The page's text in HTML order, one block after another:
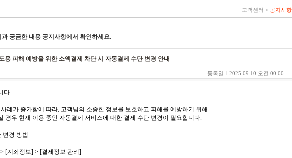
고객센터 > 공지사항
궁금한 내용 공지사항에서 확인하세요.
용 피해 예방을 위한 소액결제 차단 시 자동결제 수단 변경 안내
등록일 2025.09.10 오전 00:00
다.
례가 증가함에 따라, 고객님의 소중한 정보를 보호하고 피해를 예방하기 위해
경우 현재 이용 중인 자동결제 서비스에 대한 결제 수단 변경이 필요합니다.
변경 방법
[계좌정보] > [결제정보 관리]